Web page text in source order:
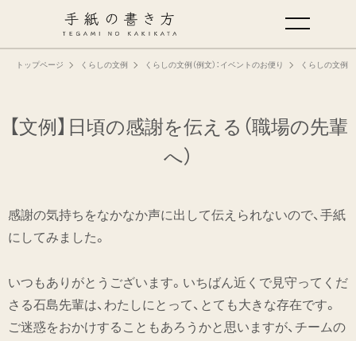
トップページ くらしの文例 くらしの文例（例文）：イベントのお便り くらしの文例（
【文例】日頃の感謝を伝える（職場の先輩
へ）
感謝の気持ちをなかなか声に出して伝えられないので、手紙
にしてみました。
いつもありがとうございます。いちばん近くで見守ってくだ
さる石島先輩は、わたしにとって、とても大きな存在です。
ご迷惑をおかけすることもあろうかと思いますが、チームの
手紙の基本
仕事の手紙の書き方
仕事の文例
ミドリオフィシャルサイト